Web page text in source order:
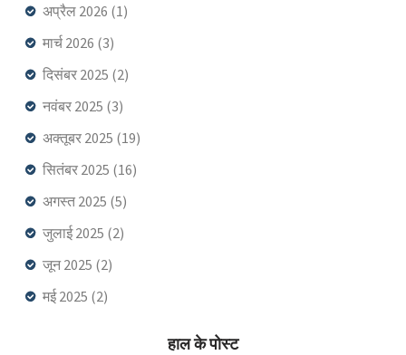
अप्रैल 2026 (1)
मार्च 2026 (3)
दिसंबर 2025 (2)
नवंबर 2025 (3)
अक्तूबर 2025 (19)
सितंबर 2025 (16)
अगस्त 2025 (5)
जुलाई 2025 (2)
जून 2025 (2)
मई 2025 (2)
हाल के पोस्ट